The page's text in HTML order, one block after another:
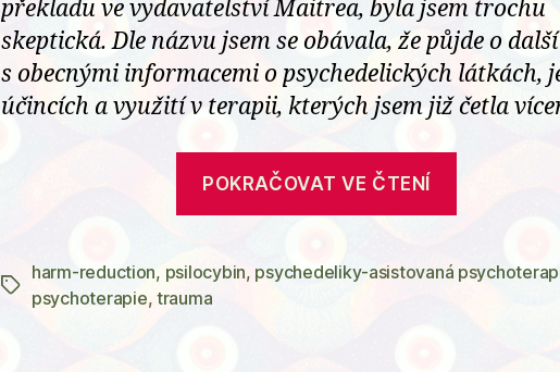
překladu ve vydavatelství Maitrea, byla jsem trochu
skeptická. Dle názvu jsem se obávala, že půjde o
s obecnými informacemi o psychedelických látkách,
účincích a využití v terapii, kterých jsem již četla
POKRAČOVAT VE ČTENÍ
Štítky
harm-reduction, psilocybin, psychedeliky-asistovaná
psychoterapie, trauma